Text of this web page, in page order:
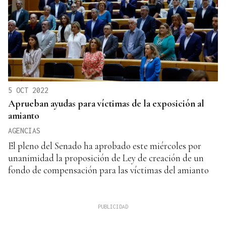
5 OCT 2022
Aprueban ayudas para víctimas de la exposición al
amianto
AGENCIAS
El pleno del Senado ha aprobado este miércoles por
unanimidad la proposición de Ley de creación de un
fondo de compensación para las víctimas del amianto